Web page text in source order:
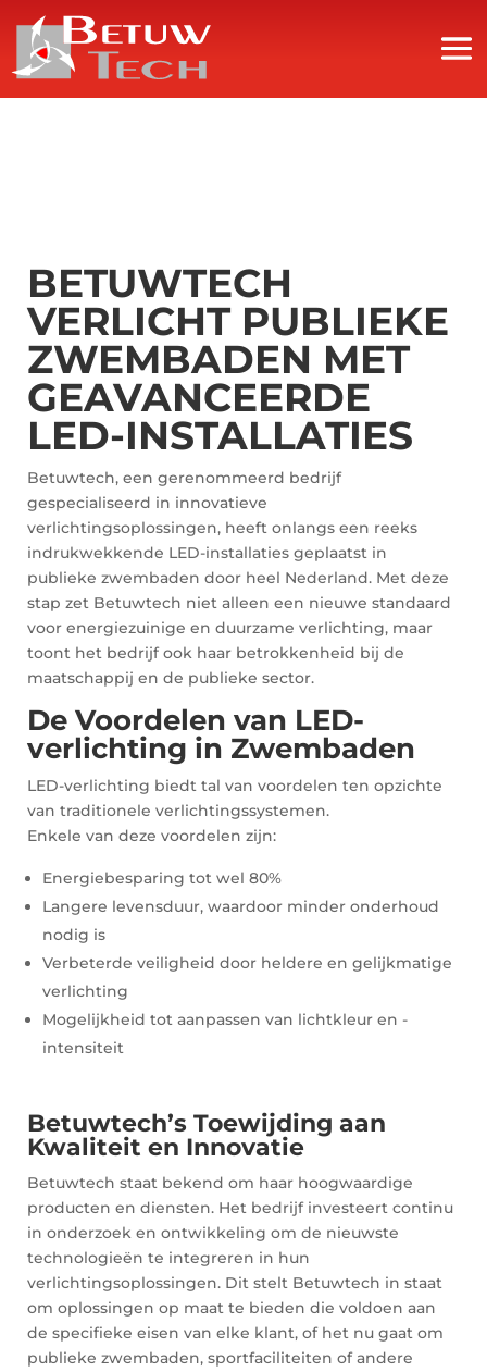
BETUWTECH
VERLICHT PUBLIEKE
ZWEMBADEN MET
GEAVANCEERDE
LED-INSTALLATIES
Betuwtech, een gerenommeerd bedrijf
gespecialiseerd in innovatieve
verlichtingsoplossingen, heeft onlangs een reeks
indrukwekkende LED-installaties geplaatst in
publieke zwembaden door heel Nederland. Met deze
stap zet Betuwtech niet alleen een nieuwe standaard
voor energiezuinige en duurzame verlichting, maar
toont het bedrijf ook haar betrokkenheid bij de
maatschappij en de publieke sector.
De Voordelen van LED-
verlichting in Zwembaden
LED-verlichting biedt tal van voordelen ten opzichte
van traditionele verlichtingssystemen.
Enkele van deze voordelen zijn:
Energiebesparing tot wel 80%
Langere levensduur, waardoor minder onderhoud
nodig is
Verbeterde veiligheid door heldere en gelijkmatige
verlichting
Mogelijkheid tot aanpassen van lichtkleur en -
intensiteit
Betuwtech’s Toewijding aan
Kwaliteit en Innovatie
Betuwtech staat bekend om haar hoogwaardige
producten en diensten. Het bedrijf investeert continu
in onderzoek en ontwikkeling om de nieuwste
technologieën te integreren in hun
verlichtingsoplossingen. Dit stelt Betuwtech in staat
om oplossingen op maat te bieden die voldoen aan
de specifieke eisen van elke klant, of het nu gaat om
publieke zwembaden, sportfaciliteiten of andere